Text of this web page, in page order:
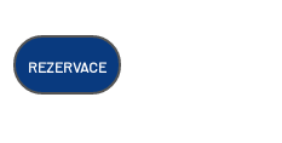
REZERVACE